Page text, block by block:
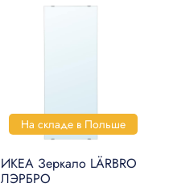
На складе в Польше
ИКЕА Зеркало LÄRBRO
ЛЭРБРО